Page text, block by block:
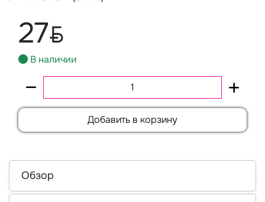
27BYN
В наличии
Добавить в корзину
Обзор